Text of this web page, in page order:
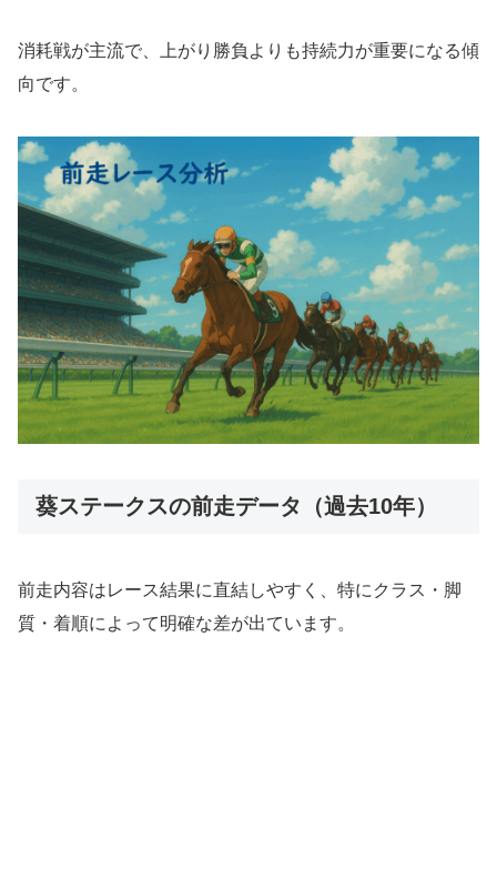
消耗戦が主流で、上がり勝負よりも持続力が重要になる傾
向です。
葵ステークスの前走データ（過去10年）
前走内容はレース結果に直結しやすく、特にクラス・脚
質・着順によって明確な差が出ています。